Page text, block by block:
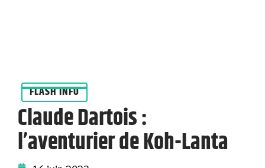
FLASH INFO
Claude Dartois :
l’aventurier de Koh-Lanta